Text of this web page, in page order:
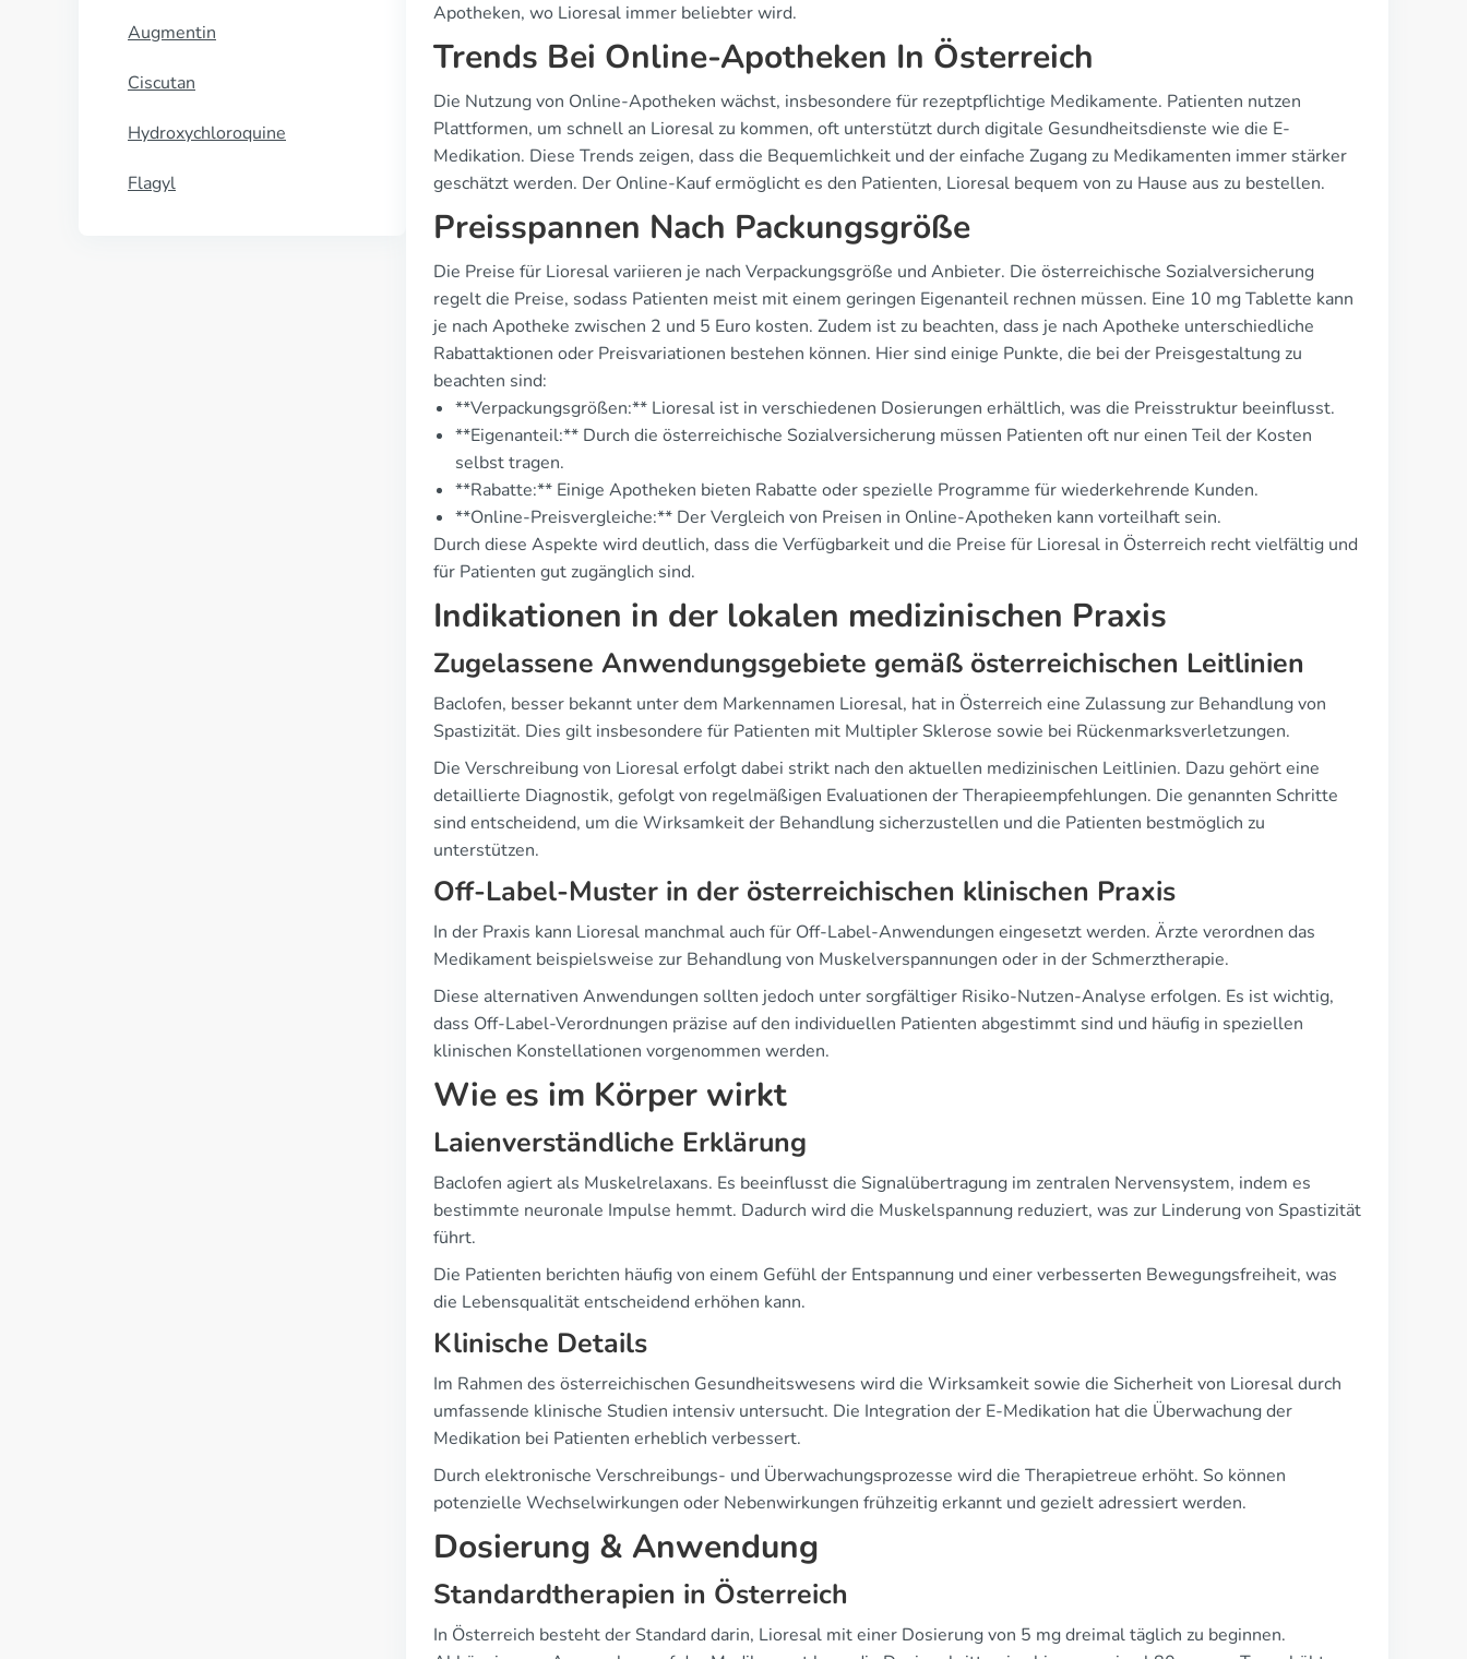
Augmentin
Ciscutan
Hydroxychloroquine
Flagyl
Apotheken, wo Lioresal immer beliebter wird.
Trends Bei Online-Apotheken In Österreich
Die Nutzung von Online-Apotheken wächst, insbesondere für rezeptpflichtige Medikamente. Patienten nutzen
Plattformen, um schnell an Lioresal zu kommen, oft unterstützt durch digitale Gesundheitsdienste wie die E-
Medikation. Diese Trends zeigen, dass die Bequemlichkeit und der einfache Zugang zu Medikamenten immer stärker
geschätzt werden. Der Online-Kauf ermöglicht es den Patienten, Lioresal bequem von zu Hause aus zu bestellen.
Preisspannen Nach Packungsgröße
Die Preise für Lioresal variieren je nach Verpackungsgröße und Anbieter. Die österreichische Sozialversicherung
regelt die Preise, sodass Patienten meist mit einem geringen Eigenanteil rechnen müssen. Eine 10 mg Tablette kann
je nach Apotheke zwischen 2 und 5 Euro kosten. Zudem ist zu beachten, dass je nach Apotheke unterschiedliche
Rabattaktionen oder Preisvariationen bestehen können. Hier sind einige Punkte, die bei der Preisgestaltung zu
beachten sind:
**Verpackungsgrößen:** Lioresal ist in verschiedenen Dosierungen erhältlich, was die Preisstruktur beeinflusst.
**Eigenanteil:** Durch die österreichische Sozialversicherung müssen Patienten oft nur einen Teil der Kosten
selbst tragen.
**Rabatte:** Einige Apotheken bieten Rabatte oder spezielle Programme für wiederkehrende Kunden.
**Online-Preisvergleiche:** Der Vergleich von Preisen in Online-Apotheken kann vorteilhaft sein.
Durch diese Aspekte wird deutlich, dass die Verfügbarkeit und die Preise für Lioresal in Österreich recht vielfältig und
für Patienten gut zugänglich sind.
Indikationen in der lokalen medizinischen Praxis
Zugelassene Anwendungsgebiete gemäß österreichischen Leitlinien
Baclofen, besser bekannt unter dem Markennamen Lioresal, hat in Österreich eine Zulassung zur Behandlung von
Spastizität. Dies gilt insbesondere für Patienten mit Multipler Sklerose sowie bei Rückenmarksverletzungen.
Die Verschreibung von Lioresal erfolgt dabei strikt nach den aktuellen medizinischen Leitlinien. Dazu gehört eine
detaillierte Diagnostik, gefolgt von regelmäßigen Evaluationen der Therapieempfehlungen. Die genannten Schritte
sind entscheidend, um die Wirksamkeit der Behandlung sicherzustellen und die Patienten bestmöglich zu
unterstützen.
Off-Label-Muster in der österreichischen klinischen Praxis
In der Praxis kann Lioresal manchmal auch für Off-Label-Anwendungen eingesetzt werden. Ärzte verordnen das
Medikament beispielsweise zur Behandlung von Muskelverspannungen oder in der Schmerztherapie.
Diese alternativen Anwendungen sollten jedoch unter sorgfältiger Risiko-Nutzen-Analyse erfolgen. Es ist wichtig,
dass Off-Label-Verordnungen präzise auf den individuellen Patienten abgestimmt sind und häufig in speziellen
klinischen Konstellationen vorgenommen werden.
Wie es im Körper wirkt
Laienverständliche Erklärung
Baclofen agiert als Muskelrelaxans. Es beeinflusst die Signalübertragung im zentralen Nervensystem, indem es
bestimmte neuronale Impulse hemmt. Dadurch wird die Muskelspannung reduziert, was zur Linderung von Spastizität
führt.
Die Patienten berichten häufig von einem Gefühl der Entspannung und einer verbesserten Bewegungsfreiheit, was
die Lebensqualität entscheidend erhöhen kann.
Klinische Details
Im Rahmen des österreichischen Gesundheitswesens wird die Wirksamkeit sowie die Sicherheit von Lioresal durch
umfassende klinische Studien intensiv untersucht. Die Integration der E-Medikation hat die Überwachung der
Medikation bei Patienten erheblich verbessert.
Durch elektronische Verschreibungs- und Überwachungsprozesse wird die Therapietreue erhöht. So können
potenzielle Wechselwirkungen oder Nebenwirkungen frühzeitig erkannt und gezielt adressiert werden.
Dosierung & Anwendung
Standardtherapien in Österreich
In Österreich besteht der Standard darin, Lioresal mit einer Dosierung von 5 mg dreimal täglich zu beginnen.